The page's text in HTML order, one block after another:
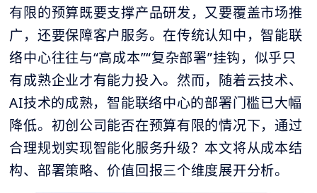
有限的预算既要支撑产品研发，又要覆盖市场推
广，还要保障客户服务。在传统认知中，智能联
络中心往往与“高成本”“复杂部署”挂钩，似乎只
有成熟企业才有能力投入。然而，随着云技术、
AI技术的成熟，智能联络中心的部署门槛已大幅
降低。初创公司能否在预算有限的情况下，通过
合理规划实现智能化服务升级？本文将从成本结
构、部署策略、价值回报三个维度展开分析。